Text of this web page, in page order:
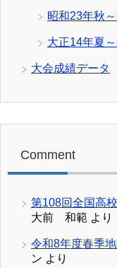
昭和23年秋
大正14年夏
大会成績データ
Comment
第108回全国高
大前 和範 より
令和8年度春季
ン より